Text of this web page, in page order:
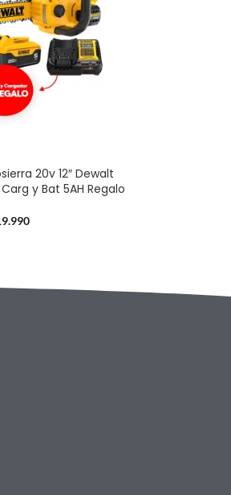
20v 12″ Dewalt
Carg y Bat 5AH Regalo